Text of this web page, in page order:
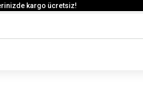
kargo ücretsiz!
kargo ücretsiz!
- ÇALIŞTIR